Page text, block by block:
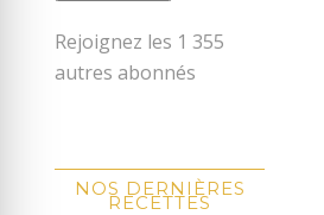
Rejoignez les 1 355
autres abonnés
NOS DERNIÈRES
RECETTES